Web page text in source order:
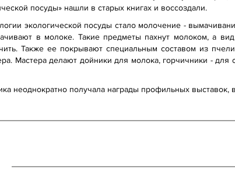
посуды» нашли в старых книгах и воссоздали.
экологической посуды стало молочение -
в молоке. Такие предметы пахнут молоком, а
Также ее покрывают специальным составом из
Мастера делают дойники для молока, горчичники -
неоднократно получала награды профильных